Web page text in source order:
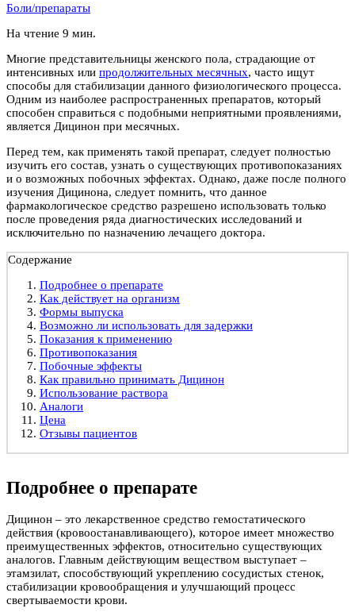
Боли/препараты
На чтение 9 мин.
Многие представительницы женского пола, страдающие от
интенсивных или продолжительных месячных, часто ищут
способы для стабилизации данного физиологического процесса.
Одним из наиболее распространенных препаратов, который
способен справиться с подобными неприятными проявлениями,
является Дицинон при месячных.
Перед тем, как применять такой препарат, следует полностью
изучить его состав, узнать о существующих противопоказаниях
и о возможных побочных эффектах. Однако, даже после полного
изучения Дицинона, следует помнить, что данное
фармакологическое средство разрешено использовать только
после проведения ряда диагностических исследований и
исключительно по назначению лечащего доктора.
Содержание
Подробнее о препарате
Как действует на организм
Формы выпуска
Возможно ли использовать для задержки
Показания к применению
Противопоказания
Побочные эффекты
Как правильно принимать Дицинон
Использование раствора
Аналоги
Цена
Отзывы пациентов
Подробнее о препарате
Дицинон – это лекарственное средство гемостатического
действия (кровоостанавливающего), которое имеет множество
преимущественных эффектов, относительно существующих
аналогов. Главным действующим веществом выступает –
этамзилат, способствующий укреплению сосудистых стенок,
стабилизации кровообращения и улучшающий процесс
свертываемости крови.